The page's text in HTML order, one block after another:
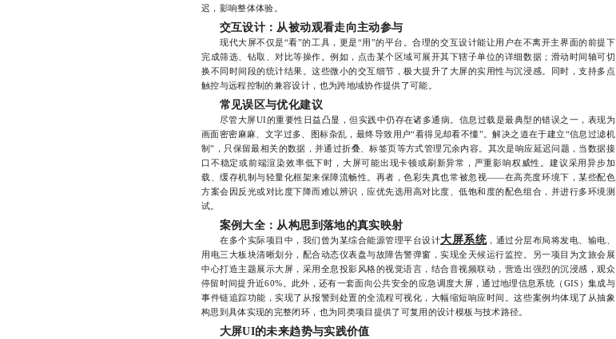
迟，影响整体体验。
交互设计：从被动观看走向主动参与
现代大屏不仅是“看”的工具，更是“用”的平台。合理的交互设计能让用户在不离开主界面的前提下
完成筛选、钻取、对比等操作。例如，点击某个区域可展开其下辖子单位的详细数据；滑动时间轴可切
换不同时间段的统计结果。这些微小的交互细节，极大提升了大屏的实用性与沉浸感。同时，支持多点
触控与远程控制的兼容设计，也为跨地域协作提供了可能。
常见误区与优化建议
尽管大屏UI的重要性日益凸显，但实践中仍存在诸多通病。信息过载是最典型的错误之一，表现为
画面密密麻麻、文字过多、图标杂乱，最终导致用户“看得见却看不懂”。解决之道在于建立“信息过滤机
制”，只保留最相关的数据，并通过折叠、标签页等方式管理冗余内容。其次是响应延迟问题，当数据接
口不稳定或前端渲染效率低下时，大屏可能出现卡顿或刷新异常，严重影响权威性。建议采用异步加
载、缓存机制与轻量化框架来保障流畅性。再者，色彩失真也常被忽视——在高亮度环境下，某些配色
方案会因反光或对比度下降而难以辨识，应优先选用高对比度、低饱和度的配色组合，并进行多环境测
试。
案例大全：从构思到落地的真实映射
在多个实际项目中，我们曾为某综合能源管理平台设计大屏系统，通过分层布局将发电、输电、
用电三大板块清晰划分，配合动态仪表盘与故障告警弹窗，实现全天候运行监控。另一项目为文旅会展
中心打造主题展示大屏，采用全息投影风格的视觉语言，结合音视频联动，营造出强烈的沉浸感，观众
停留时间提升近60%。此外，还有一套面向公共安全的应急调度大屏，通过地理信息系统（GIS）集成与
事件链追踪功能，实现了从报警到处置的全流程可视化，大幅缩短响应时间。这些案例均体现了从抽象
构思到具体实现的完整闭环，也为同类项目提供了可复用的设计模板与技术路径。
大屏UI的未来趋势与实践价值